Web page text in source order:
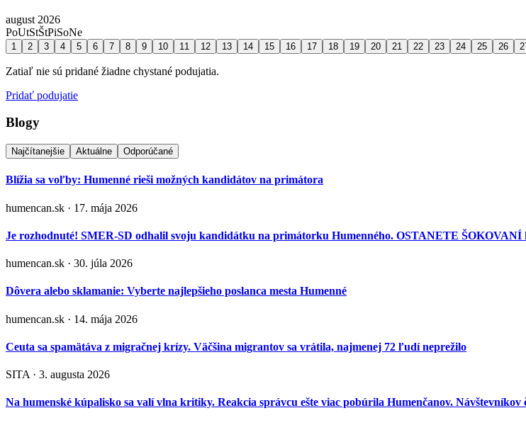
august 2026
PoUtStŠtPiSoNe
1 2 3 4 5 6 7 8 9 10 11 12 13 14 15 16 17 18 19 20 21 22 23 24 25 26
Zatiaľ nie sú pridané žiadne chystané podujatia.
Pridať podujatie
Blogy
Najčítanejšie Aktuálne Odporúčané
Blížia sa voľby: Humenné rieši možných kandidátov na primátora
humencan.sk · 17. mája 2026
Je rozhodnuté! SMER-SD odhalil svoju kandidátku na primátorku Humenného. OSTANETE
humencan.sk · 30. júla 2026
Dôvera alebo sklamanie: Vyberte najlepšieho poslanca mesta Humenné
humencan.sk · 14. mája 2026
Ceuta sa spamätáva z migračnej krízy. Väčšina migrantov sa vrátila, najmenej 72 ľudí neprežilo
SITA · 3. augusta 2026
Na humenské kúpalisko sa valí vlna kritiky. Reakcia správcu ešte viac pobúrila Humenčanov.